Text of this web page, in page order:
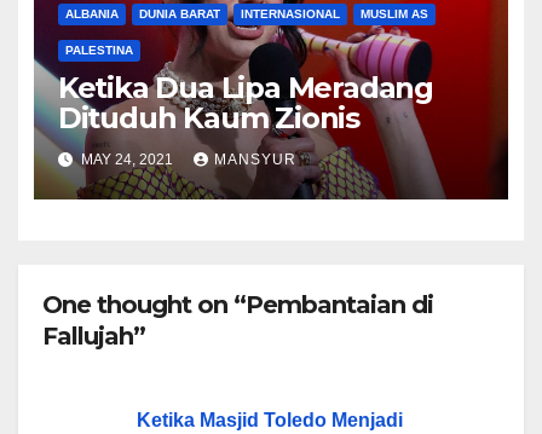
ALBANIA DUNIA BARAT INTERNASIONAL MUSLIM AS
PALESTINA
Ketika Dua Lipa Meradang
Dituduh Kaum Zionis
MAY 24, 2021 MANSYUR
One thought on “Pembantaian di
Fallujah”
Ketika Masjid Toledo Menjadi